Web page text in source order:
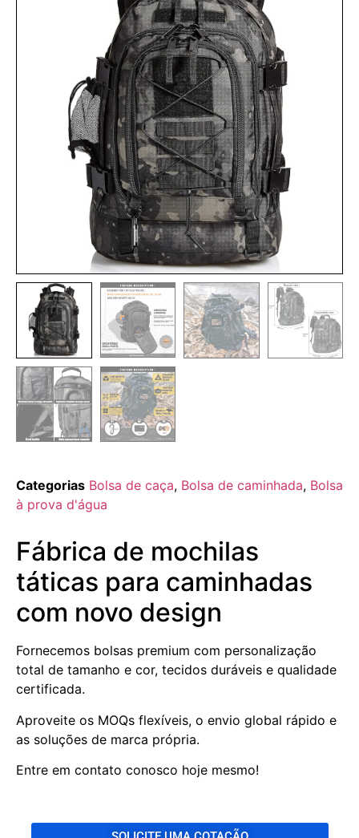
Categorias Bolsa de caça, Bolsa de caminhada, Bolsa
à prova d'água
Fábrica de mochilas
táticas para caminhadas
com novo design
Fornecemos bolsas premium com personalização
total de tamanho e cor, tecidos duráveis e qualidade
certificada.
Aproveite os MOQs flexíveis, o envio global rápido e
as soluções de marca própria.
Entre em contato conosco hoje mesmo!